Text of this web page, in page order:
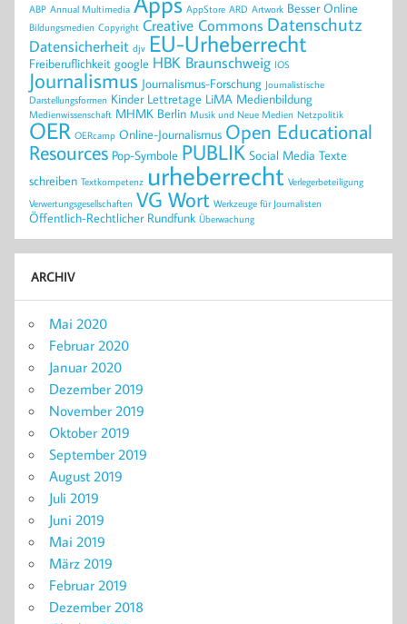
ABP Annual Multimedia AppStore ARD Artwork Besser Online
Bildungsmedien Copyright Creative Commons Datenschutz
Datensicherheit djv EU-Urheberrecht
Freiberuflichkeit google HBK Braunschweig IOS
Journalismus Journalismus-Forschung Journalistische
Darstellungsformen Kinder Lettretage LiMA Medienbildung
Medienwissenschaft MHMK Berlin Musik und Neue Medien Netzpolitik
OER OERcamp Online-Journalismus Open Educational
Resources Pop-Symbole PUBLIK Social Media Texte
schreiben Textkompetenz urheberrecht Verlegerbeteiligung
Verwertungsgesellschaften VG Wort Werkzeuge für Journalisten
Öffentlich-Rechtlicher Rundfunk Überwachung
ARCHIV
Mai 2020
Februar 2020
Januar 2020
Dezember 2019
November 2019
Oktober 2019
September 2019
August 2019
Juli 2019
Juni 2019
Mai 2019
März 2019
Februar 2019
Dezember 2018